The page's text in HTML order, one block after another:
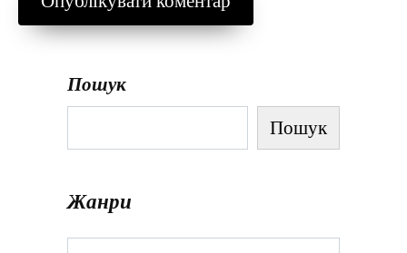
Пошук
Пошук
Жанри